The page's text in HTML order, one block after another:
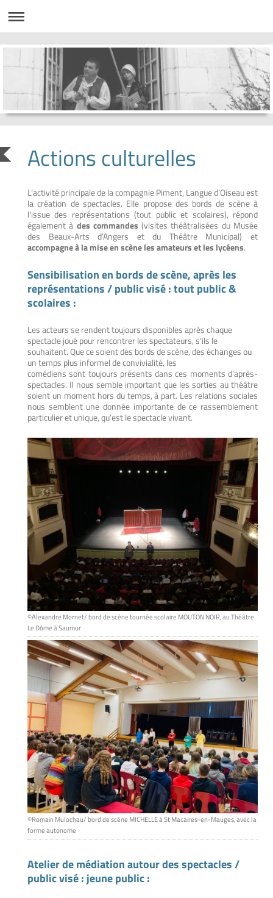
Actions culturelles
L’activité principale de la compagnie Piment, Langue d’Oiseau est
la création de spectacles. Elle propose des bords de scène à
l'issue des représentations (tout public et scolaires), répond
également à des commandes (visites théâtralisées du Musée
des Beaux-Arts d’Angers et du Théâtre Municipal) et
accompagne à la mise en scène les amateurs et les lycéens.
Sensibilisation en bords de scène, après les
représentations / public visé : tout public &
scolaires :
Les acteurs se rendent toujours disponibles après chaque
spectacle joué pourrencontrer les spectateurs, s’ils le
souhaitent. Que ce soient des bords de scène, des échanges ou
un temps plus informel de convivialité, les
comédiens sont toujours présents dans ces moments d’après-
spectacles. Il nous semble important que les sorties au théâtre
soient un moment hors du temps, à part. Les relations sociales
nous semblent une donnée importante de ce rassemblement
particulier et unique, qu’est le spectacle vivant.
©Alexandre Mornet/ bord de scène tournée scolaire MOUTON NOIR, au Théâtre
Le Dôme à Saumur
©Romain Mulochau/ bord de scène MICHELLE à St Macaires-en-Mauges, avec la
forme autonome
Atelier de médiation autour des spectacles /
public visé : jeune public :